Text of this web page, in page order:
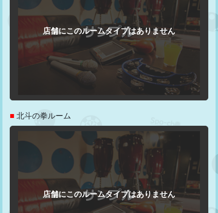
■ 北斗の拳ルーム